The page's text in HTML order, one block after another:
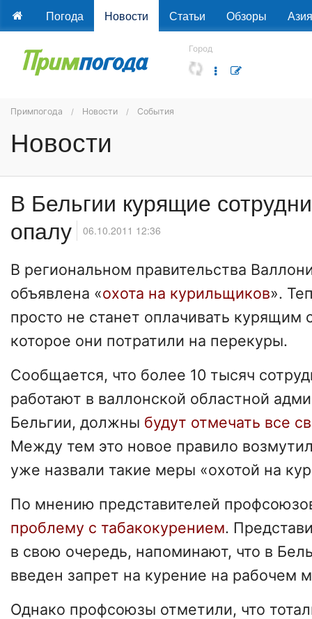
Погода Новости Статьи Обзоры Азия
Город
Примпогода Новости События
Новости
В Бельгии курящие
опалу
06.10.2011 12:36
В региональном правительства
объявлена «охота на курильщиков».
просто не станет оплачивать курящим
которое они потратили на перекуры.
Сообщается, что более 10 тысяч
работают в валлонской областной
Бельгии, должны будут отмечать все
Между тем это новое правило
уже назвали такие меры «охотой на
По мнению представителей
проблему с табакокурением.
в свою очередь, напоминают, что в
введен запрет на курение на рабочем
Однако профсоюзы отметили, что